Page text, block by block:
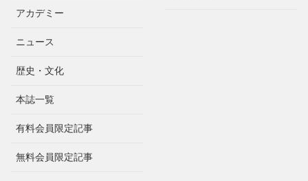
アカデミー
ニュース
歴史・文化
本誌一覧
有料会員限定記事
無料会員限定記事